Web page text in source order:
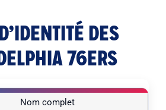
DES
76ERS
Nom complet